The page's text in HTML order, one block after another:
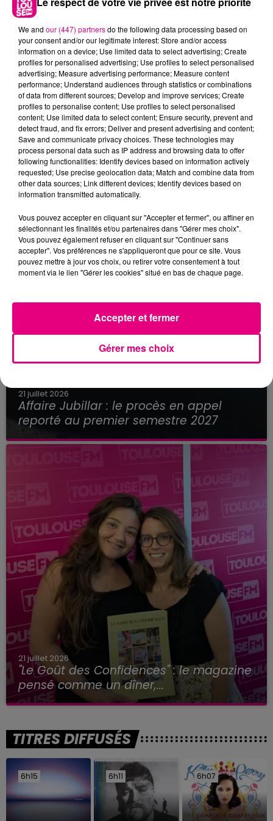
22 juillet 2026
Toulouse : circulation perturbée dans le
secteur François Verdier...
21 juillet 2026
Affaire Jubillar : le procès en appel
reporté au premier semestre 2027
21 juillet 2026
"Le Goût des Confidences" : le magazine
pensé comme un dîner,...
TITRES DIFFUSÉS
6h15
6h15 6h11
6h11 6h07
6h07
We and our (447) partnersdo the following data processing based on
your consent and/or our legitimate interest: Store and/or access
information on a device; Use limited data to select advertising; Create
profiles for personalised advertising; Use profiles to select personalised
advertising; Measure advertising performance; Measure content
performance; Understand audiences through statistics or combinations
of data from different sources; Develop and improve services; Create
profiles to personalise content; Use profiles to select personalised
content; Use limited data to select content; Ensure security, prevent and
detect fraud, and fix errors; Deliver and present advertising and content;
Save and communicate privacy choices. These technologies may
process personal data such as IP address and browsing data to offer
following functionalities: Identify devices based on information actively
requested; Use precise geolocation data; Match and combine data from
other data sources; Link different devices; Identify devices based on
information transmitted automatically.
Vous pouvez accepter en cliquant sur "Accepter et fermer", ou affiner en
sélectionnant les finalités et/ou partenaires dans "Gérer mes choix".
Vous pouvez également refuser en cliquant sur "Continuer sans
accepter". Vos préférences ne s'appliqueront que pour ce site. Vous
pouvez mettre à jour vos choix, ou retirer votre consentement à tout
moment via le lien "Gérer les cookies" situé en bas de chaque page.
Gérer mes choix
Accepter et fermer